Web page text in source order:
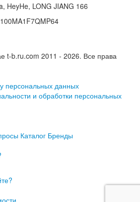
HeyHe, LONG JIANG 166
t-b.ru.com 2011 - 2026. Все права
персональных данных
и обработки персональных
Каталог Бренды